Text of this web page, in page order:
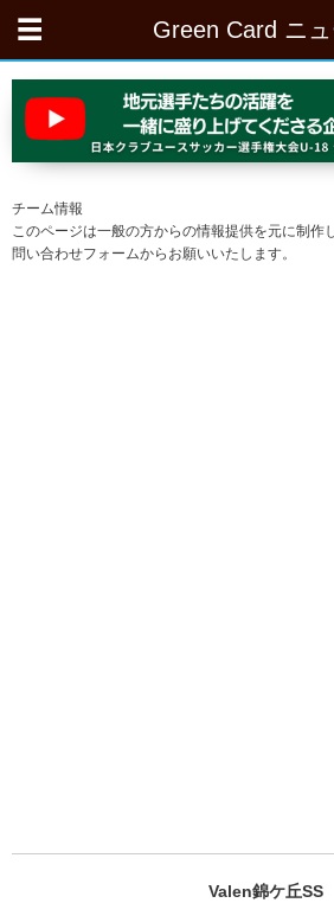
Green Card ニ
チーム情報
このページは一般の方からの情報提供を元に制作
問い合わせフォームからお願いいたします。
Valen錦ケ丘SS